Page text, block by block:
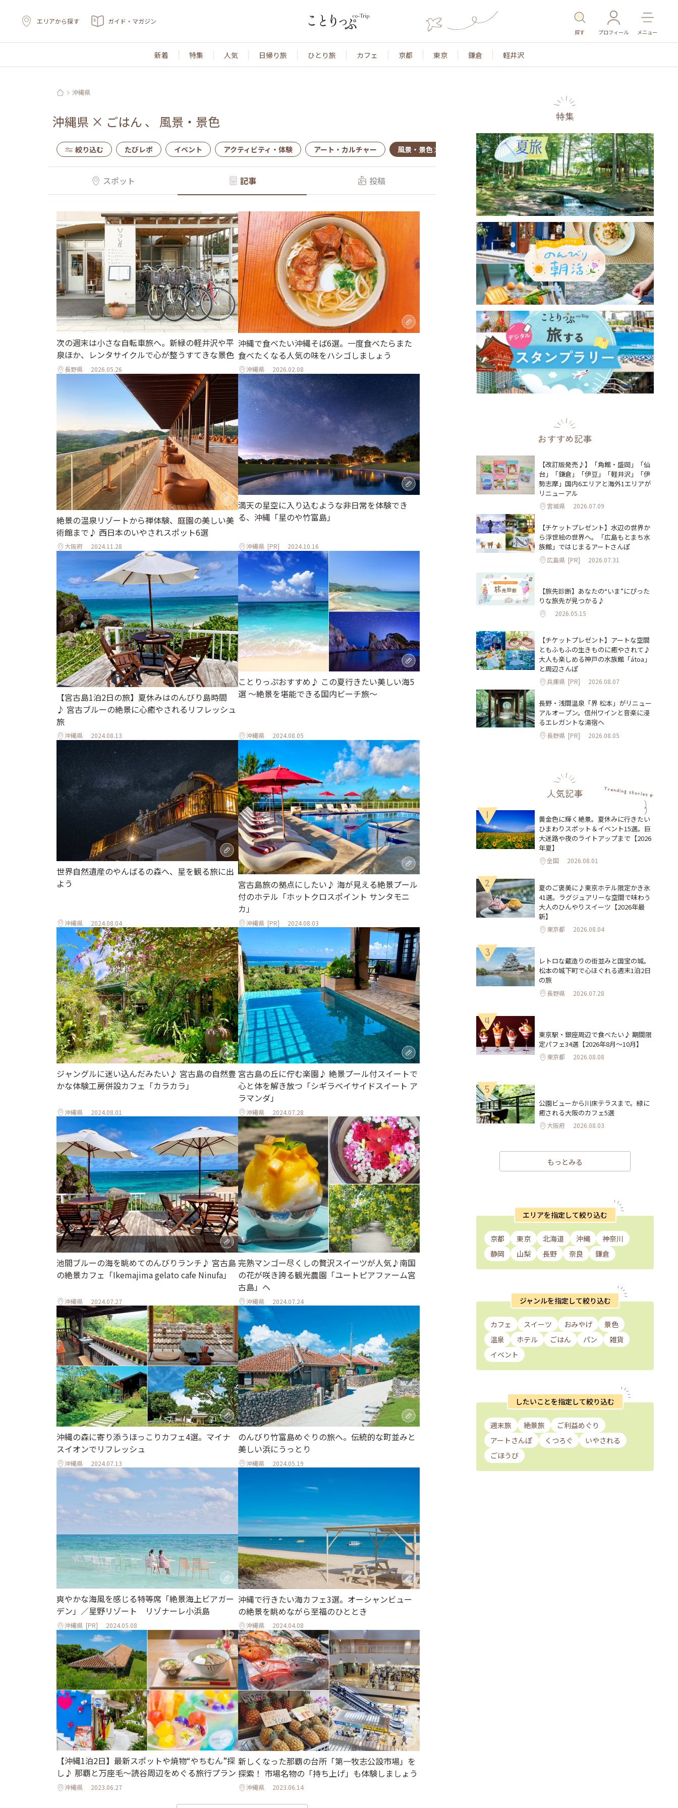
エリアから探す ガイド・マガジン
探す プロフィール メニュー
新着 特集 人気 日帰り旅 ひとり旅 カフェ 京都 東京 鎌倉 軽井沢
沖縄県
沖縄県 × ごはん 、 風景・景色
絞り込む たびレポ イベント アクティビティ・体験 アート・カルチャー 風景・景色 名所・旧跡 温泉・スパ その他施設 ごはん
スポット 記事 投稿
次の週末は小さな自転車旅へ。新緑の軽井沢や平
泉ほか、レンタサイクルで心が整うすてきな景色
長野県 2026.05.26
沖縄で食べたい沖縄そば6選。一度食べたらまた
食べたくなる人気の味をハシゴしましょう
沖縄県 2026.02.08
絶景の温泉リゾートから禅体験、庭園の美しい美
術館まで♪ 西日本のいやされスポット6選
大阪府 2024.11.28
満天の星空に入り込むような非日常を体験でき
る、沖縄「星のや竹富島」
沖縄県 [PR] 2024.10.16
【宮古島1泊2日の旅】夏休みはのんびり島時間
♪ 宮古ブルーの絶景に心癒やされるリフレッシュ
旅
沖縄県 2024.08.13
ことりっぷおすすめ♪ この夏行きたい美しい海5
選 〜絶景を堪能できる国内ビーチ旅～
沖縄県 2024.08.05
世界自然遺産のやんばるの森へ、星を観る旅に出
よう
沖縄県 2024.08.04
宮古島旅の拠点にしたい♪ 海が見える絶景プール
付のホテル「ホットクロスポイント サンタモニ
カ」
沖縄県 [PR] 2024.08.03
ジャングルに迷い込んだみたい♪ 宮古島の自然豊
かな体験工房併設カフェ「カラカラ」
沖縄県 2024.08.01
宮古島の丘に佇む楽園♪ 絶景プール付スイートで
心と体を解き放つ「シギラベイサイドスイート ア
ラマンダ」
沖縄県 2024.07.28
池間ブルーの海を眺めてのんびりランチ♪ 宮古島
の絶景カフェ「Ikemajima gelato cafe Ninufa」
沖縄県 2024.07.27
完熟マンゴー尽くしの贅沢スイーツが人気♪南国
の花が咲き誇る観光農園「ユートピアファーム宮
古島」へ
沖縄県 2024.07.24
沖縄の森に寄り添うほっこりカフェ4選。マイナ
スイオンでリフレッシュ
沖縄県 2024.07.13
のんびり竹富島めぐりの旅へ。伝統的な町並みと
美しい浜にうっとり
沖縄県 2024.05.19
爽やかな海⾵を感じる特等席「絶景海上ビアガー
デン」／星野リゾート リゾナーレ⼩浜島
沖縄県 [PR] 2024.05.08
沖縄で行きたい海カフェ3選。オーシャンビュー
の絶景を眺めながら至福のひととき
沖縄県 2024.04.08
【沖縄1泊2日】最新スポットや焼物“やちむん”探
し♪ 那覇と万座毛～読谷周辺をめぐる旅行プラン
沖縄県 2023.06.27
新しくなった那覇の台所「第一牧志公設市場」を
探索！ 市場名物の「持ち上げ」も体験しましょう
沖縄県 2023.06.14
特集
おすすめ記事
【改訂版発売♪】「角館・盛岡」「仙
台」「鎌倉」「伊豆」「軽井沢」「伊
勢志摩」国内6エリアと海外1エリアが
リニューアル
宮城県 2026.07.09
【チケットプレゼント】水辺の世界か
ら浮世絵の世界へ。「広島もとまち水
族館」ではじまるアートさんぽ
広島県 [PR] 2026.07.31
【旅先診断】あなたの“いま”にぴった
りな旅先が見つかる♪
2026.05.15
【チケットプレゼント】アートな空間
ともふもふの生きものに癒やされて♪
大人も楽しめる神戸の水族館「átoa」
と周辺さんぽ
兵庫県 [PR] 2026.08.07
長野・浅間温泉「界 松本」がリニュー
アルオープン。信州ワインと音楽に浸
るエレガントな湯宿へ
長野県 [PR] 2026.08.05
人気記事
1
黄金色に輝く絶景。夏休みに行きたい
ひまわりスポット＆イベント15選。巨
大迷路や夜のライトアップまで【2026
年夏】
全国 2026.08.01
2
夏のご褒美に♪東京ホテル限定かき氷
41選。ラグジュアリーな空間で味わう
大人のひんやりスイーツ【2026年最
新】
東京都 2026.08.04
3
レトロな蔵造りの街並みと国宝の城。
松本の城下町で心ほぐれる週末1泊2日
の旅
長野県 2026.07.28
4
東京駅・銀座周辺で食べたい♪ 期間限
定パフェ34選【2026年8月～10月】
東京都 2026.08.08
5
公園ビューから川床テラスまで。緑に
癒される大阪のカフェ5選
大阪府 2026.08.03
もっとみる
エリアを指定して絞り込む
京都 東京 北海道 沖縄
神奈川
静岡
山梨 長野 奈良 鎌倉
ジャンルを指定して絞り込む
カフェ スイーツ おみやげ
景色
温泉
ホテル ごはん パン
雑貨
イベント
したいことを指定して絞り込む
週末旅 絶景旅
ご利益めぐり
アートさんぽ
くつろぐ
いやされる
ごほうび